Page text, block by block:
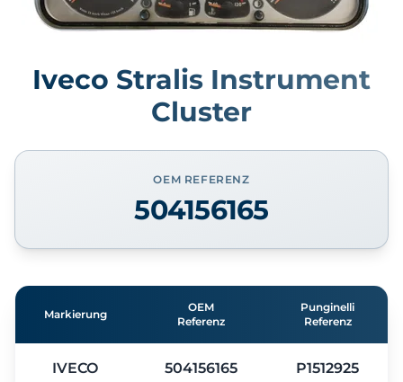
Iveco Stralis Instrument
Cluster
OEM REFERENZ
504156165
Markierung
OEM
Referenz
Punginelli
Referenz
IVECO 504156165 P1512925